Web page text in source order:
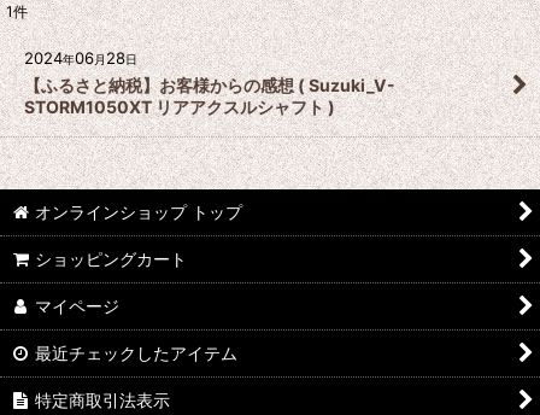
1件
2024年06月28日
【ふるさと納税】お客様からの感想 ( Suzuki_V-
STORM1050XT リアアクスルシャフト )
オンラインショップ トップ
ショッピングカート
マイページ
最近チェックしたアイテム
特定商取引法表示